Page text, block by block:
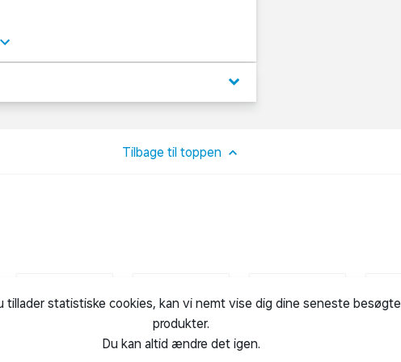
kan bruges til forskellige øvelser med
tilpasse stepbænken efter træningen.
keyboard_arrow_down
Tilbage til toppen
tillader statistiske cookies, kan vi nemt vise dig dine seneste besøgte
produkter.
Du kan altid ændre det igen.